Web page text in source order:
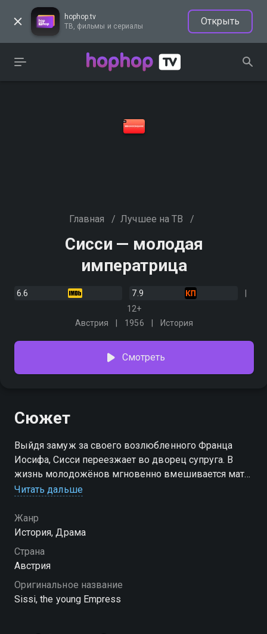
hophop.tv
ТВ, фильмы и сериалы
Открыть
Главная / Лучшее на ТВ /
Сисси — молодая
императрица
6.6
7.9
12+
Австрия
1956 История
Смотреть
Сюжет
Выйдя замуж за своего возлюбленного Франца
Иосифа, Сисси переезжает во дворец супруга. В
жизнь молодожёнов мгновенно вмешивается мать
императора эрцгерцогиня София, которая берётся за
Читать дальше
Жанр
История, Драма
Страна
Австрия
Оригинальное название
Sissi, the young Empress